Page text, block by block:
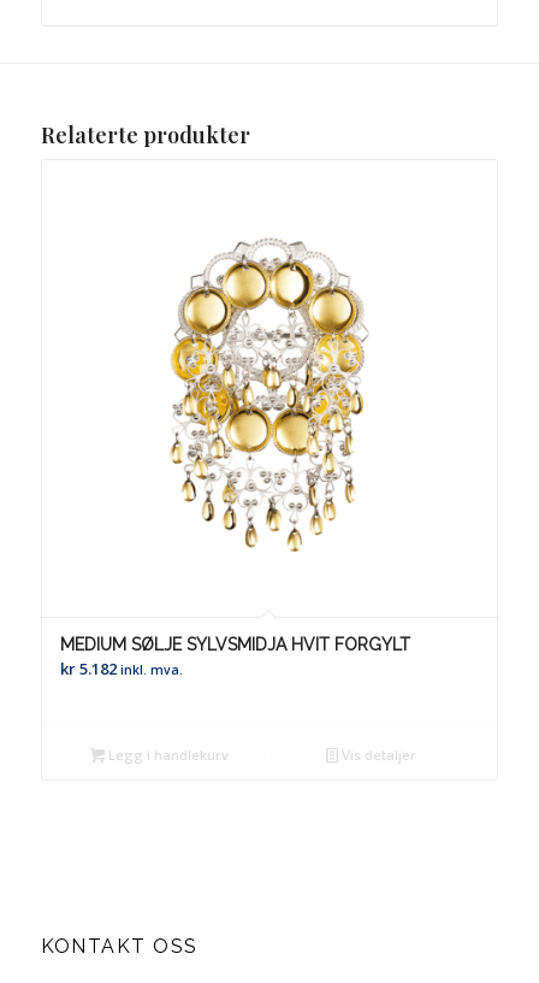
Relaterte produkter
MEDIUM SØLJE SYLVSMIDJA HVIT FORGYLT
kr5.182 inkl. mva.
Legg i handlekurv Vis detaljer
KONTAKT OSS